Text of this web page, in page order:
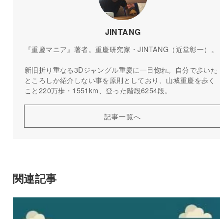
JINTANG
『重慶マニア』著者。重慶研究家・JINTANG（近堂彰一）。
新旧折り重なる3Dジャングル重慶に一目惚れ。自分で歩いた
ところしか紹介しない事を原則としており、山城重慶を歩く
こと220万歩・1551km、登った階段6254段。
記事一覧へ
関連記事